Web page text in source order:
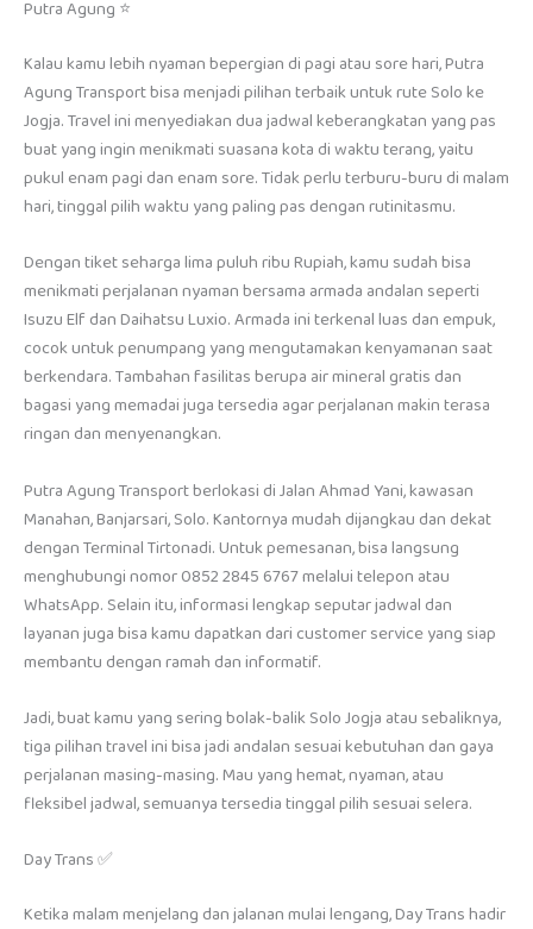
Putra Agung ⭐
Kalau kamu lebih nyaman bepergian di pagi atau sore hari, Putra
Agung Transport bisa menjadi pilihan terbaik untuk rute Solo ke
Jogja. Travel ini menyediakan dua jadwal keberangkatan yang pas
buat yang ingin menikmati suasana kota di waktu terang, yaitu
pukul enam pagi dan enam sore. Tidak perlu terburu-buru di malam
hari, tinggal pilih waktu yang paling pas dengan rutinitasmu.
Dengan tiket seharga lima puluh ribu Rupiah, kamu sudah bisa
menikmati perjalanan nyaman bersama armada andalan seperti
Isuzu Elf dan Daihatsu Luxio. Armada ini terkenal luas dan empuk,
cocok untuk penumpang yang mengutamakan kenyamanan saat
berkendara. Tambahan fasilitas berupa air mineral gratis dan
bagasi yang memadai juga tersedia agar perjalanan makin terasa
ringan dan menyenangkan.
Putra Agung Transport berlokasi di Jalan Ahmad Yani, kawasan
Manahan, Banjarsari, Solo. Kantornya mudah dijangkau dan dekat
dengan Terminal Tirtonadi. Untuk pemesanan, bisa langsung
menghubungi nomor 0852 2845 6767 melalui telepon atau
WhatsApp. Selain itu, informasi lengkap seputar jadwal dan
layanan juga bisa kamu dapatkan dari customer service yang siap
membantu dengan ramah dan informatif.
Jadi, buat kamu yang sering bolak-balik Solo Jogja atau sebaliknya,
tiga pilihan travel ini bisa jadi andalan sesuai kebutuhan dan gaya
perjalanan masing-masing. Mau yang hemat, nyaman, atau
fleksibel jadwal, semuanya tersedia tinggal pilih sesuai selera.
Day Trans ✅
Ketika malam menjelang dan jalanan mulai lengang, Day Trans hadir